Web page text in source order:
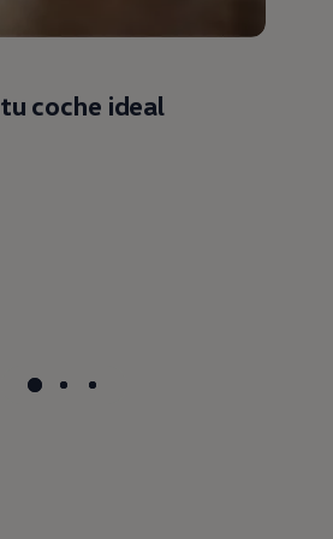
tu coche ideal